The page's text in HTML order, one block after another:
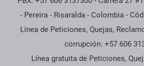
- Pereira - Risaralda - Colombia -
Línea de Peticiones, Quejas,
corrupción: +57 606
Línea gratuita de Peticiones,